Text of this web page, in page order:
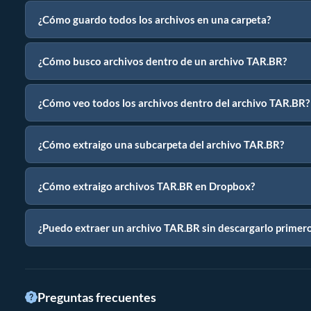
¿Cómo guardo todos los archivos en una carpeta?
¿Cómo busco archivos dentro de un archivo TAR.BR?
¿Cómo veo todos los archivos dentro del archivo TAR.BR?
¿Cómo extraigo una subcarpeta del archivo TAR.BR?
¿Cómo extraigo archivos TAR.BR en Dropbox?
¿Puedo extraer un archivo TAR.BR sin descargarlo
Preguntas frecuentes